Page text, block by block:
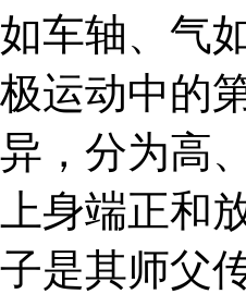
如车轴、气
极运动中的
异，分为高
上身端正和
子是其师父